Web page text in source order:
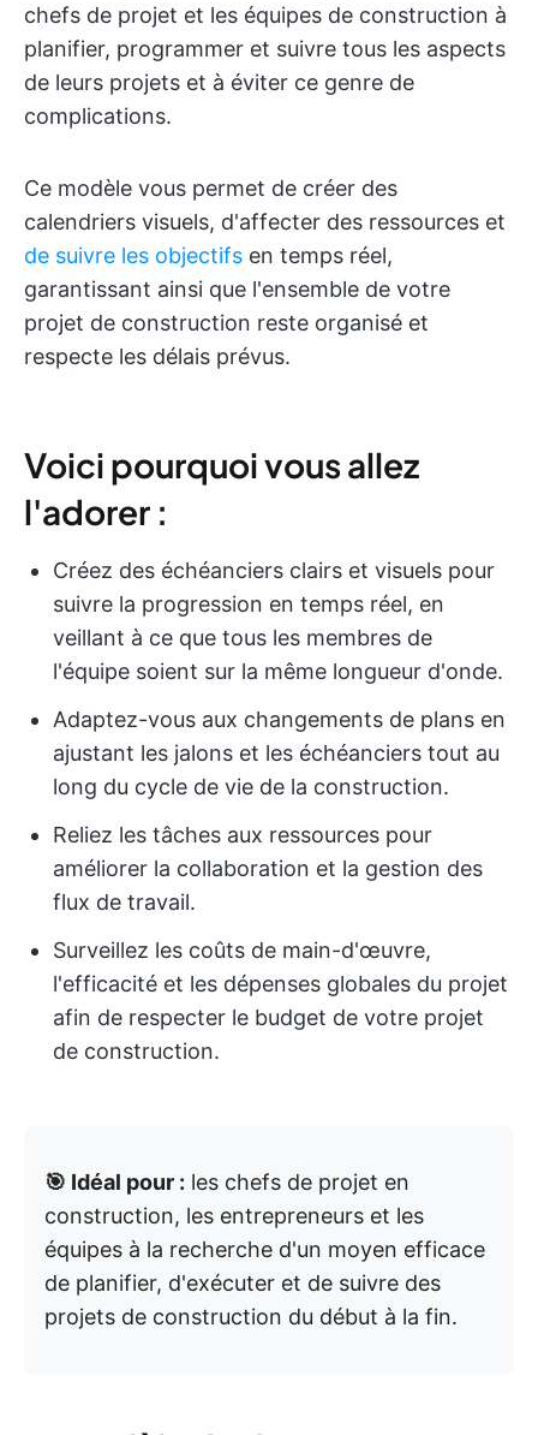
chefs de projet et les équipes de construction à
planifier, programmer et suivre tous les aspects
de leurs projets et à éviter ce genre de
complications.
Ce modèle vous permet de créer des
calendriers visuels, d'affecter des ressources et
de suivre les objectifs en temps réel,
garantissant ainsi que l'ensemble de votre
projet de construction reste organisé et
respecte les délais prévus.
Voici pourquoi vous allez
l'adorer :
Créez des échéanciers clairs et visuels pour
suivre la progression en temps réel, en
veillant à ce que tous les membres de
l'équipe soient sur la même longueur d'onde.
Adaptez-vous aux changements de plans en
ajustant les jalons et les échéanciers tout au
long du cycle de vie de la construction.
Reliez les tâches aux ressources pour
améliorer la collaboration et la gestion des
flux de travail.
Surveillez les coûts de main-d'œuvre,
l'efficacité et les dépenses globales du projet
afin de respecter le budget de votre projet
de construction.
🎯 Idéal pour : les chefs de projet en
construction, les entrepreneurs et les
équipes à la recherche d'un moyen efficace
de planifier, d'exécuter et de suivre des
projets de construction du début à la fin.